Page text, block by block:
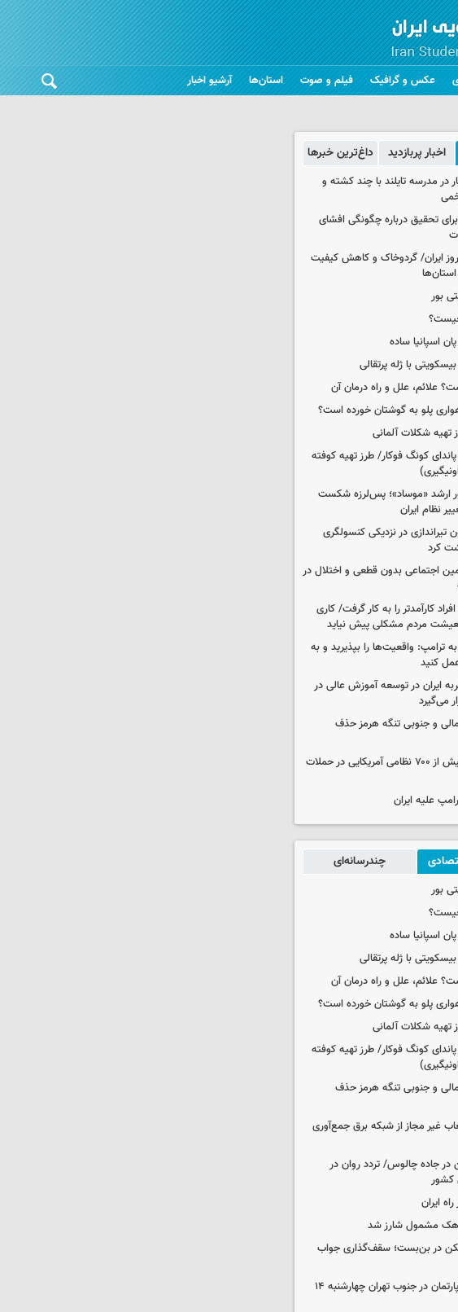
عکس و گرافیک فیلم و صوت استان‌ها آرشیو اخبار
اخبار پربازدید داغ‌ترین خبرها
در مدرسه‌ تایلند با چند کشته و
تحقیق درباره چگونگی افشای
ایران/ گردوخاک و کاهش کیفیت
بور
اسپانیا ساده
با ژله پرتقالی
علائم، علل و راه درمان آن
پلو به گوشتان خورده است؟
کونگ فوکار/ طرز تهیه کوفته
ارشد «موساد»؛ پس‌لرزه شکست
نظام ایران
تیراندازی در نزدیکی کنسولگری
کرد
اجتماعی بدون قطعی و اختلال در
کارآمدتر را به کار گرفت/ کاری
مردم مشکلی پیش نیاید
ترامپ: واقعیت‌ها را بپذیرید و به
کنید
ایران در توسعه آموزش عالی در
می‌گیرد
و جنوبی تنگه هرمز حذف
ضربه مغزی بیش از ۷۰۰ نظامی آمریکایی در حملات
علیه ایران
چندرسانه‌ای
بور
اسپانیا ساده
با ژله پرتقالی
علائم، علل و راه درمان آن
پلو به گوشتان خورده است؟
کونگ فوکار/ طرز تهیه کوفته
و جنوبی تنگه هرمز حذف
غیر مجاز از شبکه برق جمع‌آوری
در جاده چالوس/ تردد روان در
کشور
راه ایران
مشمول شارز شد
در بن‌بست؛ سقف‌گذاری جواب
رهن و اجاره آپارتمان در جنوب تهران چهارشنبه ۱۴